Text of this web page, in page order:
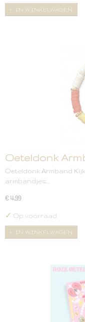
IN WINKELWAGEN
Oeteldonk
Oeteldonk Armband
armbandjes…
€ 4,99
✓ Op voorraad
IN WINKELWAGEN